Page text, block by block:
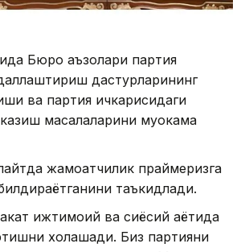
Бюро аъзолари партия
дастурларининг
ва партия ичкарисидаги
масалаларини муҳокама
жамоатчилик праймеризга
таъкидлади.
ижтимоий ва сиёсий ҳаётида
хоҳлашади. Биз партияни